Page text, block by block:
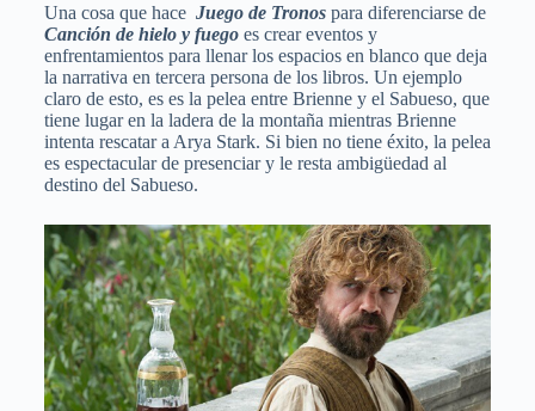
Una cosa que hace Juego de Tronospara diferenciarse de
Canción de hielo y fuegoes crear eventos y
enfrentamientos para llenar los espacios en blanco que deja
la narrativa en tercera persona de los libros. Un ejemplo
claro de esto, es es la pelea entre Brienne y el Sabueso, que
tiene lugar en la ladera de la montaña mientras Brienne
intenta rescatar a Arya Stark. Si bien no tiene éxito, la pelea
es espectacular de presenciar y le resta ambigüedad al
destino del Sabueso.